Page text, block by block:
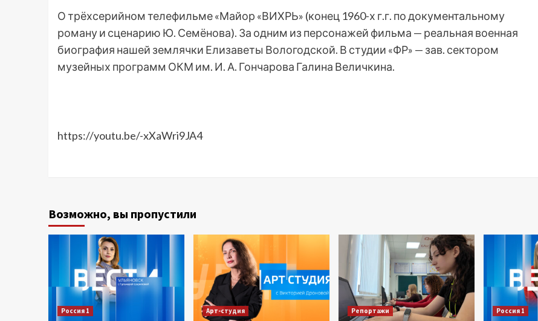
О трёхсерийном телефильме «Майор «ВИХРЬ» (конец 1960-х г.г. по документальному
роману и сценарию Ю. Семёнова). За одним из персонажей фильма — реальная военная
биография нашей землячки Елизаветы Вологодской. В студии «ФР» — зав. сектором
музейных программ ОКМ им. И. А. Гончарова Галина Величкина.
https://youtu.be/-xXaWri9JA4
Возможно, вы пропустили
Россия 1 Арт-студия Репортажи Россия 1